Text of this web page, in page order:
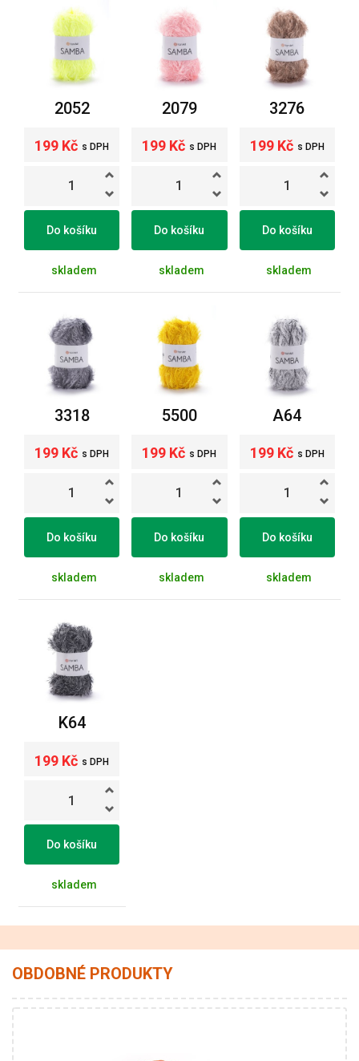
2052
199 Kč s DPH
Do košíku
skladem
2079
199 Kč s DPH
Do košíku
skladem
3276
199 Kč s DPH
Do košíku
skladem
3318
199 Kč s DPH
Do košíku
skladem
5500
199 Kč s DPH
Do košíku
skladem
A64
199 Kč s DPH
Do košíku
skladem
K64
199 Kč s DPH
Do košíku
skladem
OBDOBNÉ PRODUKTY